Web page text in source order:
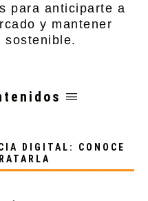
para anticiparte a
y mantener
sostenible.
DIGITAL: CONOCE